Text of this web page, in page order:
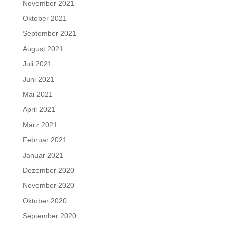
November 2021
Oktober 2021
September 2021
August 2021
Juli 2021
Juni 2021
Mai 2021
April 2021
März 2021
Februar 2021
Januar 2021
Dezember 2020
November 2020
Oktober 2020
September 2020